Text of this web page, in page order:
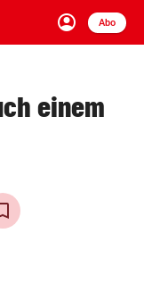
account_circle
Anmelden
Abo
close Schließen
arrow_right
einem